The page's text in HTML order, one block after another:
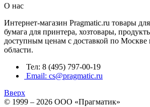
О нас
Интернет-магазин Pragmatic.ru товары
бумага для принтера, хозтовары,
доступным ценам с доставкой по Москве
области.
Тел: 8 (495) 797-00-19
Email: cs@pragmatic.ru
Вверх
© 1999 – 2026 ООО «Прагматик»